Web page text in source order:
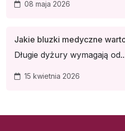
08 maja 2026
Jakie bluzki medyczne
Długie dyżury wymagają
15 kwietnia 2026